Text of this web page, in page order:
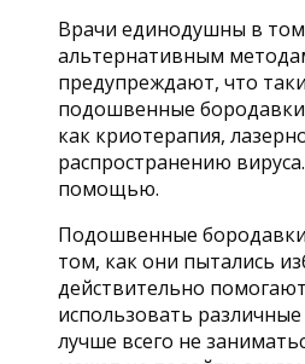
Врачи единодушны в
альтернативным
предупреждают, что
подошвенные бородавки
как криотерапия,
распространению
помощью.
Подошвенные
том, как они пытались
действительно
использовать
лучше всего не